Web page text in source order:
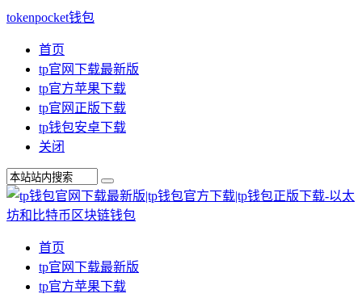
tokenpocket钱包
首页
tp官网下载最新版
tp官方苹果下载
tp官网正版下载
tp钱包安卓下载
关闭
首页
tp官网下载最新版
tp官方苹果下载